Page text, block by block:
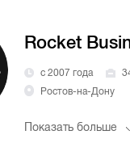
Rocket
с 2007 года
Ростов-на-Дону
Показать больше